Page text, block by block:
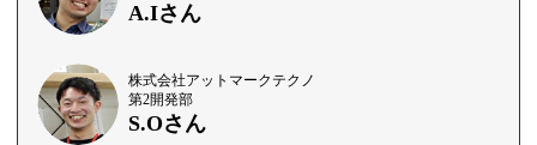
A.Iさん
株式会社アットマークテクノ
第2開発部
S.Oさん